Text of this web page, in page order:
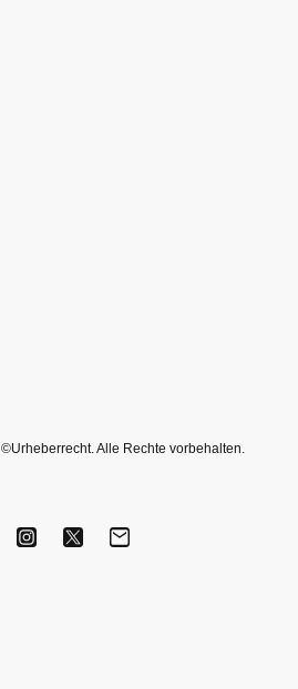
©Urheberrecht. Alle Rechte vorbehalten.